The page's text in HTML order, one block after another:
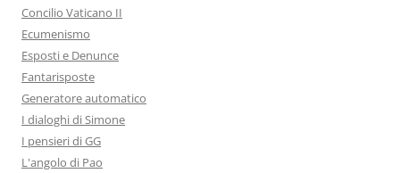
Concilio Vaticano II
Ecumenismo
Esposti e Denunce
Fantarisposte
Generatore automatico
I dialoghi di Simone
I pensieri di GG
L'angolo di Pao